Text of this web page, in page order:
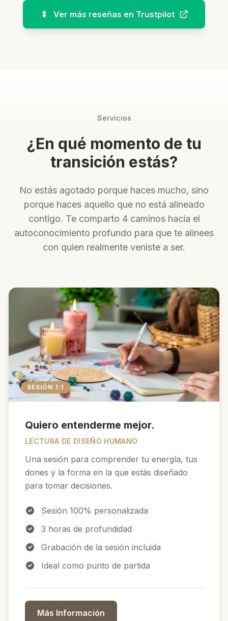
Ver más reseñas en Trustpilot
Servicios
¿En qué momento de tu
transición estás?
No estás agotado porque haces mucho, sino
porque haces aquello que no está alineado
contigo. Te comparto 4 caminos hacia el
autoconocimiento profundo para que te alinees
con quien realmente veniste a ser.
SESIÓN 1:1
Quiero entenderme mejor.
LECTURA DE DISEÑO HUMANO
Una sesión para comprender tu energía, tus
dones y la forma en la que estás diseñado
para tomar decisiones.
Sesión 100% personalizada
3 horas de profundidad
Grabación de la sesión incluida
Ideal como punto de partida
Más Información